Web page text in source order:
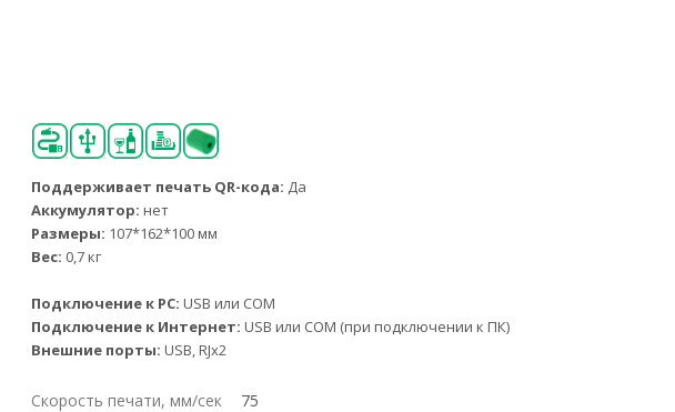
Поддерживает печать QR-кода: Да
Аккумулятор: нет
Размеры: 107*162*100 мм
Вес: 0,7 кг
Подключение к PC: USB или COM
Подключение к Интернет: USB или COM (при подключении к ПК)
Внешние порты: USB, RJx2
Скорость печати, мм/сек
75